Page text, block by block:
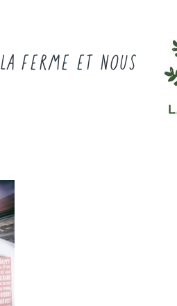
LA FERME ET NOUS